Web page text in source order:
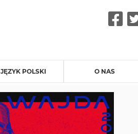
JĘZYK POLSKI O NAS